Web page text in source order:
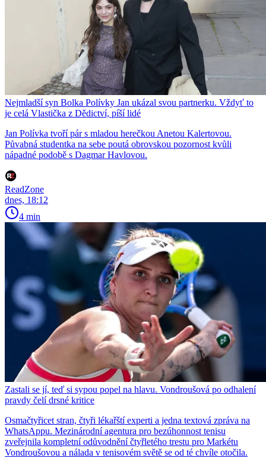
Nejmladší syn Bolka Polívky Jan ukázal svou partnerku. Vždyť to
je celá Vlastička z Dědictví, píší lidé
Jan Polívka tvoří pár s mladou herečkou Anetou Kalertovou.
Půvabná studentka na sebe poutá obrovskou pozornost kvůli
nápadné podobě s Dagmar Havlovou.
ReadZone
dnes, 18:12
4 min
Zastali se jí, teď si sypou popel na hlavu. Vondroušová po odhalení
pravdy čelí drsné kritice
Osmačtyřicet stran, čtyři lékařští experti a jedna textová zpráva na
WhatsAppu. Mezinárodní agentura pro bezúhonnost tenisu
zveřejnila kompletní odůvodnění čtyřletého trestu pro Markétu
Vondroušovou a nálada v tenisovém světě se od té chvíle otočila.